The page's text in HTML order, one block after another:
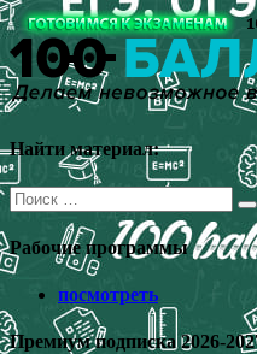
Перейти
к
содержимому
Найти материал:
Поиск
для:
Рабочие программы
посмотреть
Премиум подписка 2026-